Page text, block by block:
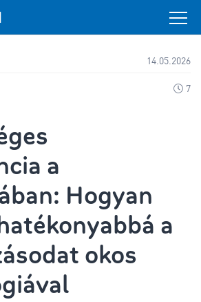
14.05.2026
7
a
Hogyan
a
okos